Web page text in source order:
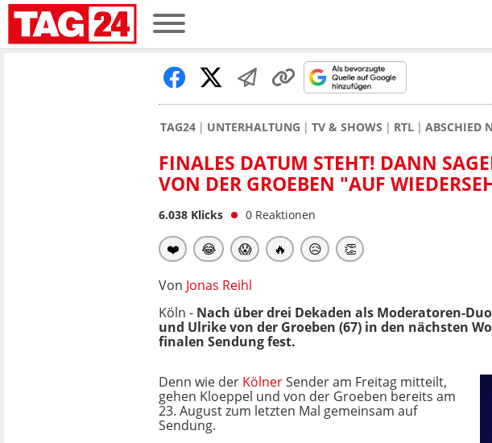
TAG24 UNTERHALTUNG TV & SHOWS RTL ABSCHIED
FINALES DATUM STEHT! DANN
VON DER GROEBEN "AUF
6.038 Klicks 0 Reaktionen
❤️ 😂 😱 🔥 😥 👏
Von Jonas Reihl
Köln - Nach über drei Dekaden als Moderatoren-
und Ulrike von der Groeben (67) in den nächsten
finalen Sendung fest.
Denn wie der KölnerSender am Freitag mitteilt,
gehen Kloeppel und von der Groeben bereits am
23. August zum letzten Mal gemeinsam auf
Sendung.